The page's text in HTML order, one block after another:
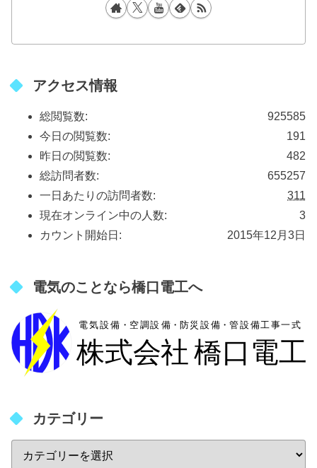
アクセス情報
925585
総閲覧数:
191
今日の閲覧数:
482
昨日の閲覧数:
655257
総訪問者数:
311
一日あたりの訪問者数:
3
現在オンライン中の人数:
2015年12月3日
カウント開始日:
電気のことなら橋口電工へ
カテゴリー